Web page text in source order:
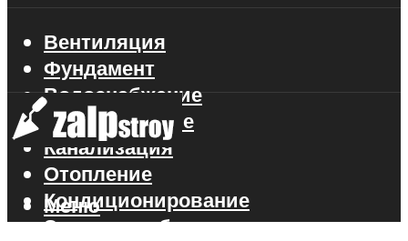
Вентиляция
Фундамент
Водоснабжение
Газоснабжение
Канализация
Отопление
Кондиционирование
Электроснабжение
Меню